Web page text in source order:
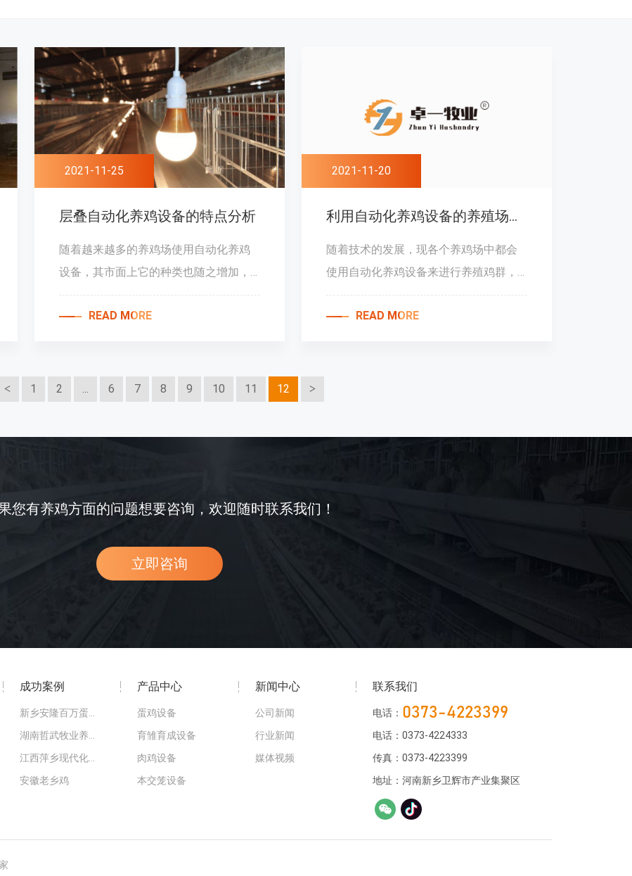
2021-11-25
层叠自动化养鸡设备的特点分析
随着越来越多的养鸡场使用自动化养鸡
设备，其市面上它的种类也随之增加，
两种，那便是阶梯式
READ MORE
2021-11-20
利用自动化养鸡设备的养殖场如何防疫？
随着技术的发展，现各个养鸡场中都会
使用自动化养鸡设备来进行养殖鸡群，
非常之便利，此外，
READ MORE
1 2 ... 6 7 8 9 10 11 12
您有养鸡方面的问题想要咨询，欢迎随时联系我们！
立即咨询
成功案例
江西萍乡现代化农场
安徽老乡鸡
产品中心
蛋鸡设备
育雏育成设备
肉鸡设备
本交笼设备
新闻中心
公司新闻
行业新闻
媒体视频
联系我们
电话： 0373-4223399
电话：0373-4224333
传真：0373-4223399
地址：河南新乡卫辉市产业集聚区